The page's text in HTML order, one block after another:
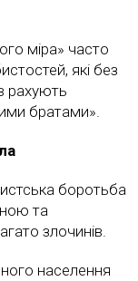
міра» часто
які без
рахують
братами».
боротьба
та
злочинів.
населення